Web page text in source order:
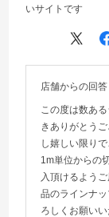
いサイトです
店舗からの回答
この度は数あ
きありがとう
し嬉しい限りで
1m単位からの
入頂けるよう
品のラインナ
ろしくお願いい